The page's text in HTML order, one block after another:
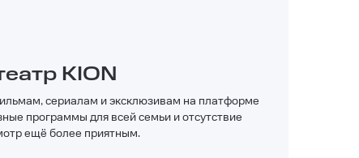
KION
сериалам и эксклюзивам на платформе
программы для всей семьи и отсутствие
ещё более приятным.